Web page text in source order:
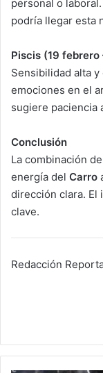
personal o
podría llegar esta
Piscis (19 febrero
Sensibilidad alta
emociones en el
sugiere paciencia
Conclusión
La combinación
energía del Carro
dirección clara. El
clave.
Redacción